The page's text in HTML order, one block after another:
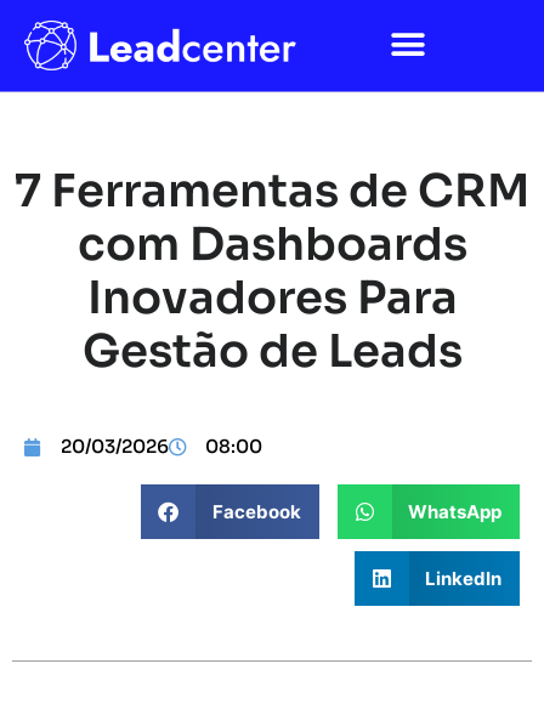
7 Ferramentas de CRM
com Dashboards
Inovadores Para
Gestão de Leads
20/03/2026 08:00
Facebook WhatsApp
LinkedIn